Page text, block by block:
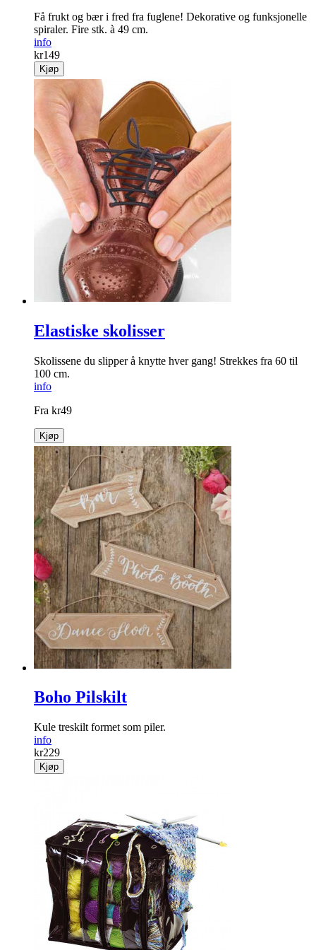
Få frukt og bær i fred fra fuglene! Dekorative og funksjonelle
spiraler. Fire stk. à 49 cm.
info
kr149
Kjøp
Elastiske skolisser
Skolissene du slipper å knytte hver gang! Strekkes fra 60 til
100 cm.
info
Fra kr49
Kjøp
Boho Pilskilt
Kule treskilt formet som piler.
info
kr229
Kjøp